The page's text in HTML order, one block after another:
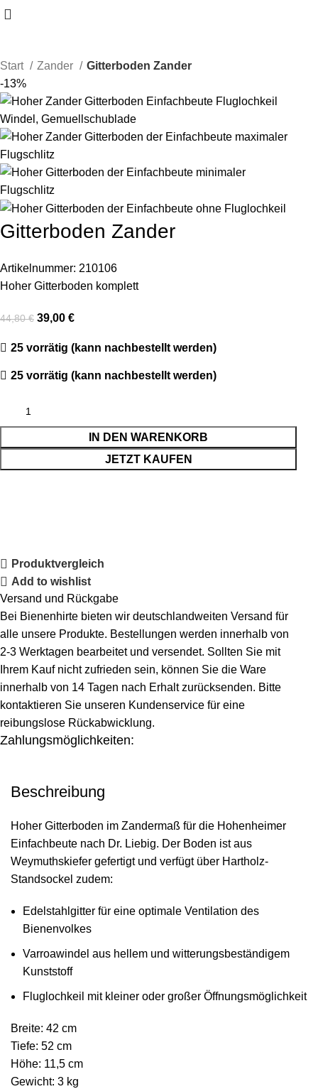
Start Zander
Gitterboden Zander
-13%
Gitterboden Zander
Artikelnummer: 210106
Hoher Gitterboden komplett
44,80€ 39,00€
25 vorrätig (kann nachbestellt werden)
25 vorrätig (kann nachbestellt werden)
IN DEN WARENKORB
JETZT KAUFEN
Produktvergleich
Add to wishlist
Versand und Rückgabe
Bei Bienenhirte bieten wir deutschlandweiten Versand für
alle unsere Produkte. Bestellungen werden innerhalb von
2-3 Werktagen bearbeitet und versendet. Sollten Sie mit
Ihrem Kauf nicht zufrieden sein, können Sie die Ware
innerhalb von 14 Tagen nach Erhalt zurücksenden. Bitte
kontaktieren Sie unseren Kundenservice für eine
reibungslose Rückabwicklung.
Zahlungsmöglichkeiten:
Beschreibung
Hoher Gitterboden im Zandermaß für die Hohenheimer
Einfachbeute nach Dr. Liebig. Der Boden ist aus
Weymuthskiefer gefertigt und verfügt über Hartholz-
Standsockel zudem:
Edelstahlgitter für eine optimale Ventilation des
Bienenvolkes
Varroawindel aus hellem und witterungsbeständigem
Kunststoff
Fluglochkeil mit kleiner oder großer Öffnungsmöglichkeit
Breite: 42 cm
Tiefe: 52 cm
Höhe: 11,5 cm
Gewicht: 3 kg